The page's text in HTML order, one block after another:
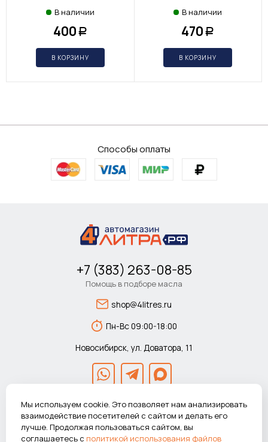
В наличии
400 Р
В КОРЗИНУ
В наличии
470 Р
В КОРЗИНУ
Способы оплаты
+7 (383) 263-08-85
Помощь в подборе масла
shop@4litres.ru
Пн-Вс 09:00-18:00
Новосибирск, ул. Доватора, 11
© 2026 Автомагазин 4литра.рф Все права защищены.
Мы используем cookie. Это позволяет нам анализировать
взаимодействие посетителей с сайтом и делать его
лучше. Продолжая пользоваться сайтом, вы
соглашаетесь с политикой использования файлов